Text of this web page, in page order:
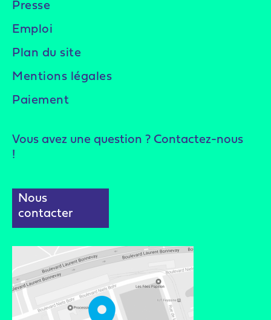
Presse
Emploi
Plan du site
Mentions légales
Paiement
Vous avez une question ? Contactez-nous
!
Nous
contacter